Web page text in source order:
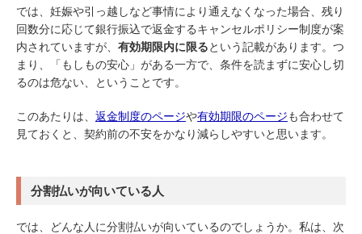
では、妊娠や引っ越しなど事情により通えなくなった場合、残り
回数分に応じて銀行振込で返金するキャンセルポリシー制度が案
内されていますが、 有効期限内に限るという記載があります。つ
まり、「もしもの安心」がある一方で、条件を読まずに安心し切
るのは危ない、ということです。
このあたりは、 返金制度のページや有効期限のページも合わせて
見ておくと、契約前の不安をかなり減らしやすいと思います。
分割払いが向いている人
では、どんな人に分割払いが向いているのでしょうか。私は、次